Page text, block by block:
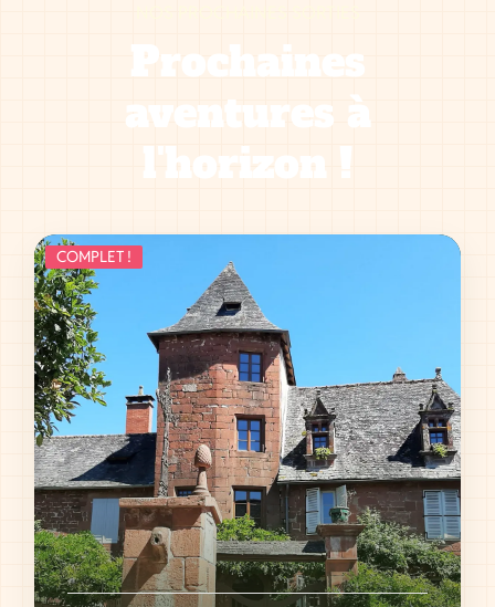
Prochaines
aventures à
l'horizon !
COMPLET !